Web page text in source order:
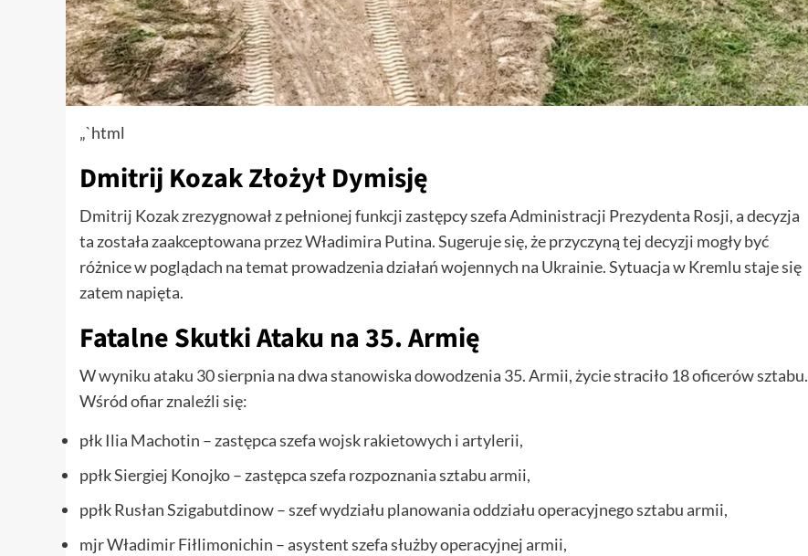
„`html
Dmitrij Kozak Złożył Dymisję
Dmitrij Kozak zrezygnował z pełnionej funkcji zastępcy szefa Administracji Prezydenta Rosji, a decyzja
ta została zaakceptowana przez Władimira Putina. Sugeruje się, że przyczyną tej decyzji mogły być
różnice w poglądach na temat prowadzenia działań wojennych na Ukrainie. Sytuacja w Kremlu staje się
zatem napięta.
Fatalne Skutki Ataku na 35. Armię
W wyniku ataku 30 sierpnia na dwa stanowiska dowodzenia 35. Armii, życie straciło 18 oficerów sztabu.
Wśród ofiar znaleźli się:
płk Ilia Machotin – zastępca szefa wojsk rakietowych i artylerii,
ppłk Siergiej Konojko – zastępca szefa rozpoznania sztabu armii,
ppłk Rusłan Szigabutdinow – szef wydziału planowania oddziału operacyjnego sztabu armii,
mjr Władimir Fiłlimonichin – asystent szefa służby operacyjnej armii,